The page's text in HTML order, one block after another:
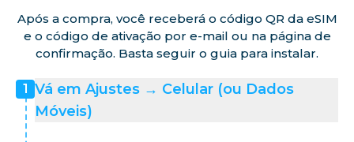
Após a compra, você receberá o código QR da eSIM
e o código de ativação por e-mail ou na página de
confirmação. Basta seguir o guia para instalar.
1 Vá em Ajustes → Celular (ou Dados
Móveis)